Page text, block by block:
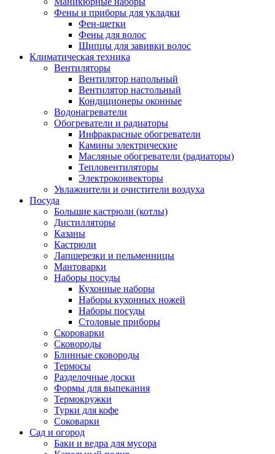
Фены и приборы для укладки
Фен-щетки
Фены для волос
Щипцы для завивки волос
Климатическая техника
Вентиляторы
Вентилятор напольный
Вентилятор настольный
Кондиционеры оконные
Водонагреватели
Обогреватели и радиаторы
Инфракрасные обогреватели
Камины электрические
Масляные обогреватели (радиаторы)
Тепловентиляторы
Электроконвекторы
Увлажнители и очистители воздуха
Посуда
Большие кастрюли (котлы)
Дистилляторы
Казаны
Кастрюли
Лапшерезки и пельменницы
Мантоварки
Наборы посуды
Кухонные наборы
Наборы кухонных ножей
Наборы посуды
Столовые приборы
Скороварки
Сковороды
Блинные сковороды
Термосы
Разделочные доски
Формы для выпекания
Термокружки
Турки для кофе
Соковарки
Сад и огород
Баки и ведра для мусора